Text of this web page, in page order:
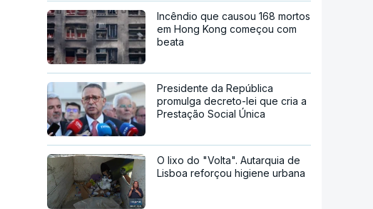
Incêndio que causou 168 mortos
em Hong Kong começou com
beata
Presidente da República
promulga decreto-lei que cria a
Prestação Social Única
O lixo do "Volta". Autarquia de
Lisboa reforçou higiene urbana